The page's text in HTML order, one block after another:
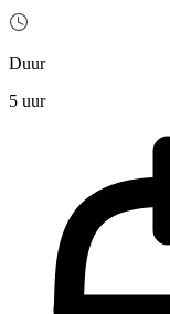
Duur
5 uur